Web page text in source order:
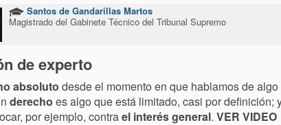
Santos de Gandarillas Martos
Magistrado del Gabinete Técnico del Tribunal Supremo
de experto
absoluto desde el momento en que hablamos de
derecho es algo que está limitado, casi por definición;
por ejemplo, contrael interés general. VER VIDEO